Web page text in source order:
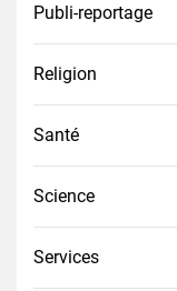
Publi-reportage
Religion
Santé
Science
Services